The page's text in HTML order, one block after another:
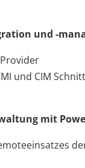
und -
und CIM
mit